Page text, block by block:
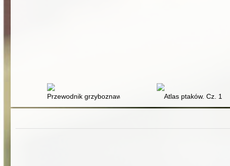
Przewodnik grzyboznawczy Atlas ptaków. Cz. 1